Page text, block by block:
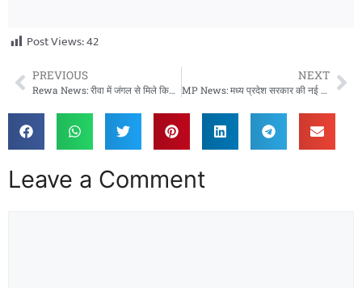
Post Views:42
PREVIOUS
Rewa News: रीवा में जंगल से मिले किशोर प्रेमी जोड़े के नरकंकाल, चार महीने से थे गायब
NEXT
MP News: मध्य प्रदेश सरकार की नई पहल, स्कूल छोड़ चुके विद्यार्थियों को दोबारा शिक्षा से जोड़ेगी ‘शिक्षा घर योजना’
Leave a Comment